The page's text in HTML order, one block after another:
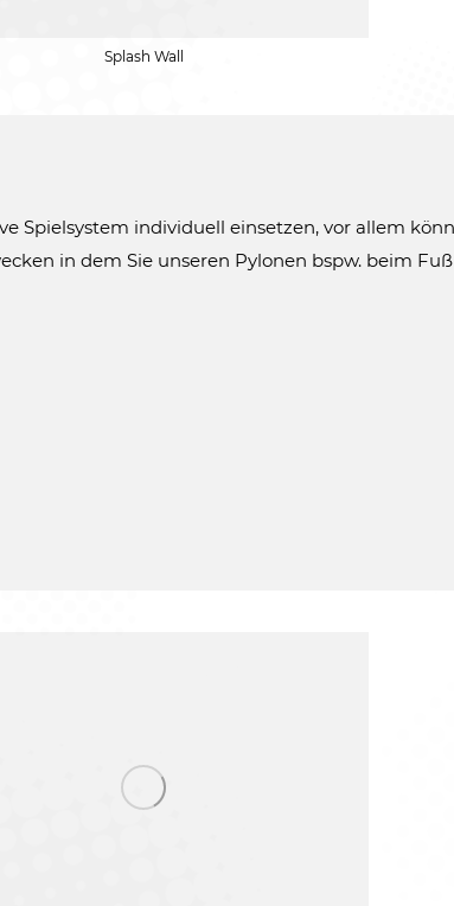
Splash Wall
Spielsystem individuell einsetzen, vor allem
in dem Sie unseren Pylonen bspw. beim